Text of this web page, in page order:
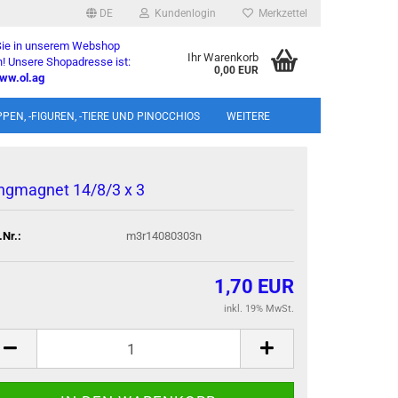
DE Kundenlogin Merkzettel
in unserem Webshop
Unsere Shopadresse ist:
Ihr Warenkorb
0,00 EUR
-FIGUREN, -TIERE UND PINOCCHIOS WEITERE
14/8/3 x 3
m3r14080303n
1,70 EUR
inkl. 19% MwSt.